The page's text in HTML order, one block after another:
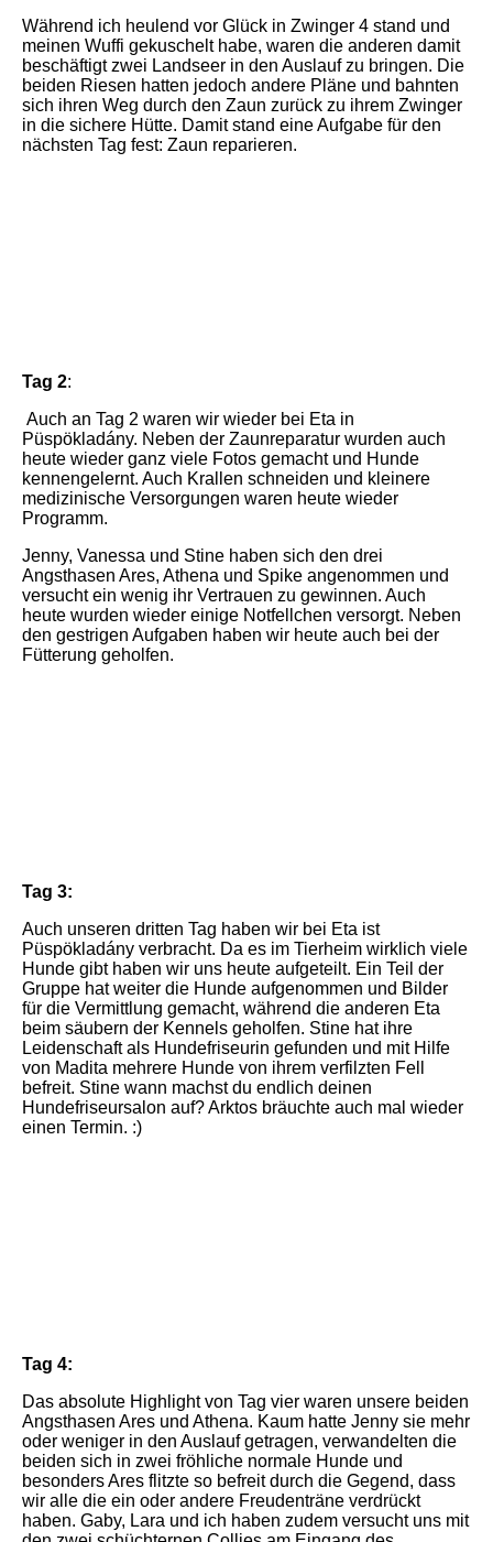
Während ich heulend vor Glück in Zwinger 4 stand und
meinen Wuffi gekuschelt habe, waren die anderen damit
beschäftigt zwei Landseer in den Auslauf zu bringen. Die
beiden Riesen hatten jedoch andere Pläne und bahnten
sich ihren Weg durch den Zaun zurück zu ihrem Zwinger
in die sichere Hütte. Damit stand eine Aufgabe für den
nächsten Tag fest: Zaun reparieren.
Tag 2:
Auch an Tag 2 waren wir wieder bei Eta in
Püspökladány. Neben der Zaunreparatur wurden auch
heute wieder ganz viele Fotos gemacht und Hunde
kennengelernt. Auch Krallen schneiden und kleinere
medizinische Versorgungen waren heute wieder
Programm.
Jenny, Vanessa und Stine haben sich den drei
Angsthasen Ares, Athena und Spike angenommen und
versucht ein wenig ihr Vertrauen zu gewinnen. Auch
heute wurden wieder einige Notfellchen versorgt. Neben
den gestrigen Aufgaben haben wir heute auch bei der
Fütterung geholfen.
Tag 3:
Auch unseren dritten Tag haben wir bei Eta ist
Püspökladány verbracht. Da es im Tierheim wirklich viele
Hunde gibt haben wir uns heute aufgeteilt. Ein Teil der
Gruppe hat weiter die Hunde aufgenommen und Bilder
für die Vermittlung gemacht, während die anderen Eta
beim säubern der Kennels geholfen. Stine hat ihre
Leidenschaft als Hundefriseurin gefunden und mit Hilfe
von Madita mehrere Hunde von ihrem verfilzten Fell
befreit. Stine wann machst du endlich deinen
Hundefriseursalon auf? Arktos bräuchte auch mal wieder
einen Termin. :)
Tag 4:
Das absolute Highlight von Tag vier waren unsere beiden
Angsthasen Ares und Athena. Kaum hatte Jenny sie mehr
oder weniger in den Auslauf getragen, verwandelten die
beiden sich in zwei fröhliche normale Hunde und
besonders Ares flitzte so befreit durch die Gegend, dass
wir alle die ein oder andere Freudenträne verdrückt
haben. Gaby, Lara und ich haben zudem versucht uns mit